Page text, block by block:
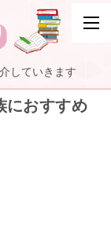
していきます
におすすめ